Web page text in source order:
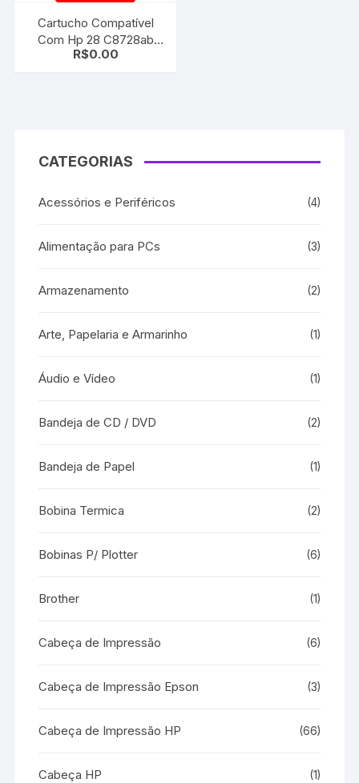
Cartucho Compatível
Com Hp 28 C8728ab
Color
R$0.00
CATEGORIAS
Acessórios e Periféricos (4)
Alimentação para PCs (3)
Armazenamento (2)
Arte, Papelaria e Armarinho (1)
Áudio e Vídeo (1)
Bandeja de CD / DVD (2)
Bandeja de Papel (1)
Bobina Termica (2)
Bobinas P/ Plotter (6)
Brother (1)
Cabeça de Impressão (6)
Cabeça de Impressão Epson (3)
Cabeça de Impressão HP (66)
Cabeça HP (1)